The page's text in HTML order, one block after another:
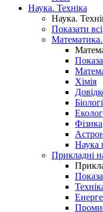
Наука. Техніка
Наука.
Показати всі
Хімія
Фізика
Наука
Прикладні